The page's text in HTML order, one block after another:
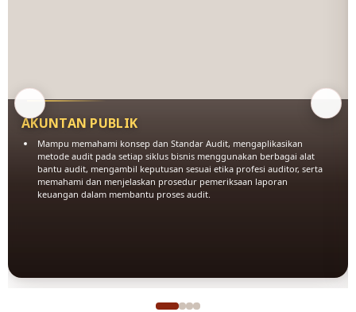
AKUNTAN PUBLIK
Mampu memahami konsep dan Standar Audit, mengaplikasikan
metode audit pada setiap siklus bisnis menggunakan berbagai alat
bantu audit, mengambil keputusan sesuai etika profesi auditor, serta
memahami dan menjelaskan prosedur pemeriksaan laporan
keuangan dalam membantu proses audit.